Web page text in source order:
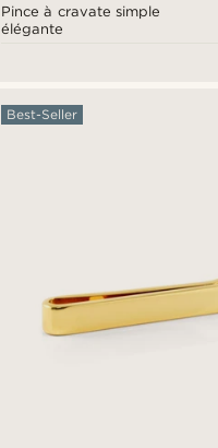
Pince à cravate simple
élégante
Best-Seller